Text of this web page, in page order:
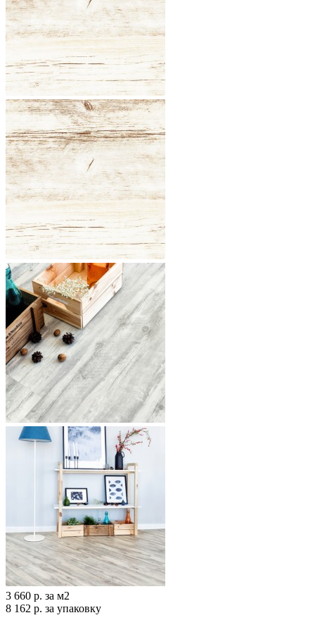
3 660 р. за м2
8 162 р. за упаковку